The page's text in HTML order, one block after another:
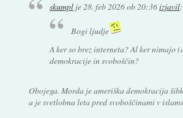
skumpl je28. feb 2026 ob 20:36izjavil:
Bogi ljudje
A ker so brez interneta? Al ker nimajo
demokracije in svoboščin?
Obojega. Morda je ameriška demokracija
a je svetlobna leta pred svoboščinami v